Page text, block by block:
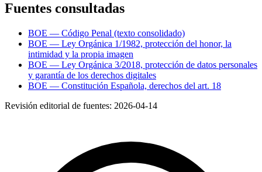
Fuentes consultadas
BOE — Código Penal (texto consolidado)
BOE — Ley Orgánica 1/1982, protección del honor, la
intimidad y la propia imagen
BOE — Ley Orgánica 3/2018, protección de datos personales
y garantía de los derechos digitales
BOE — Constitución Española, derechos del art. 18
Revisión editorial de fuentes: 2026-04-14